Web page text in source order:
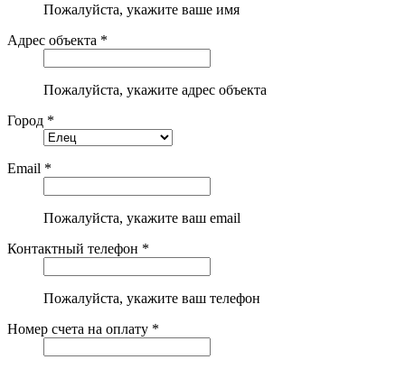
Пожалуйста, укажите ваше имя
Адрес объекта *
Пожалуйста, укажите адрес объекта
Город *
Email *
Пожалуйста, укажите ваш email
Контактный телефон *
Пожалуйста, укажите ваш телефон
Номер счета на оплату *